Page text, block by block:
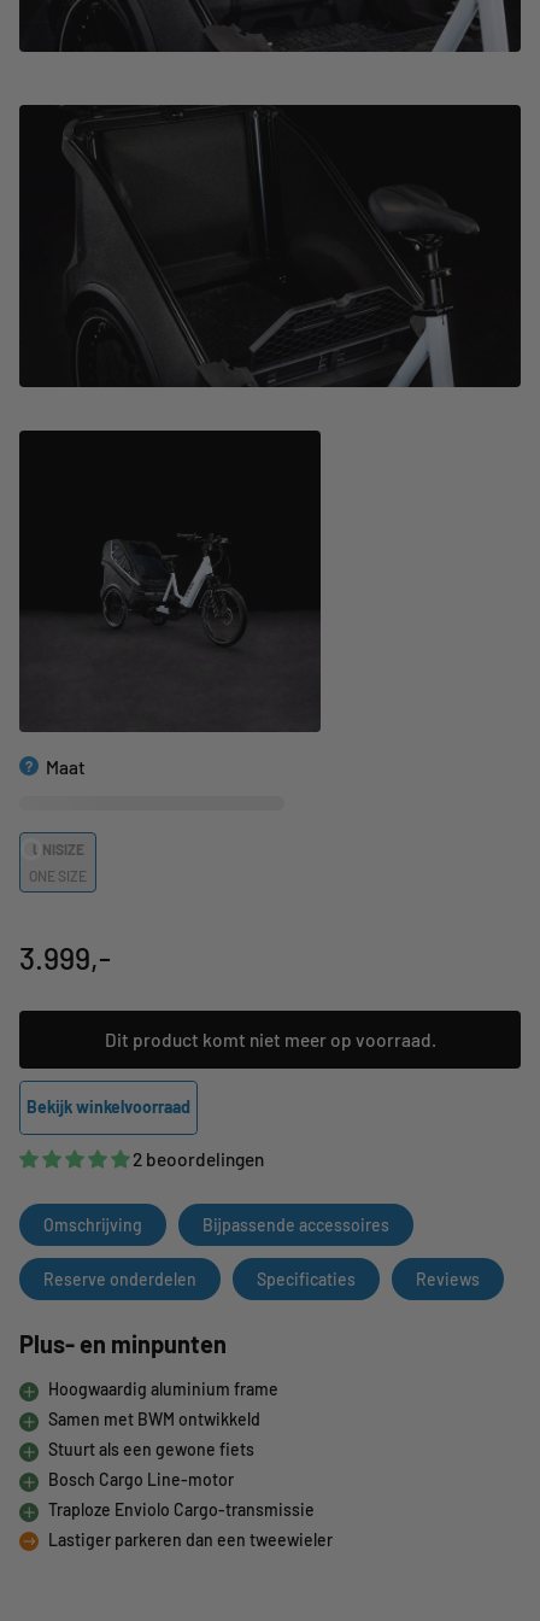
Maat
?
UNISIZE
ONE SIZE
3.999,-
Dit product komt niet meer op voorraad.
Bekijk winkelvoorraad
2 beoordelingen
Omschrijving Bijpassende accessoires
Reserve onderdelen Specificaties Reviews
Plus- en minpunten
Hoogwaardig aluminium frame
Samen met BWM ontwikkeld
Stuurt als een gewone fiets
Bosch Cargo Line-motor
Traploze Enviolo Cargo-transmissie
Lastiger parkeren dan een tweewieler